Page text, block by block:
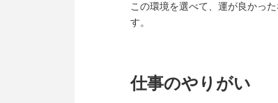
この環境を選べて、運が良かっ
す。
仕事のやりがい